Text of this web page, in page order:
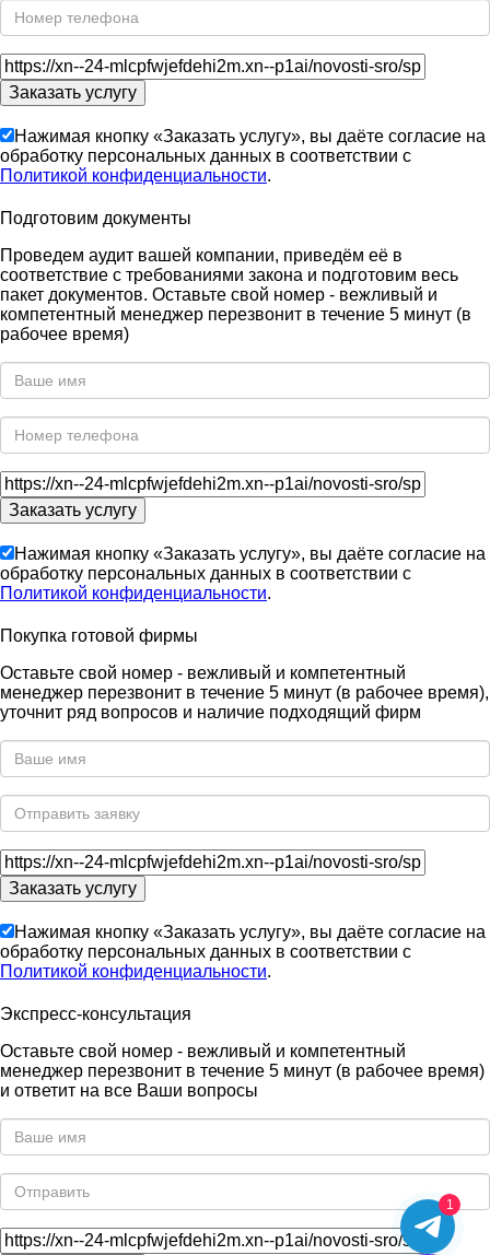
Нажимая кнопку «Заказать услугу», вы даёте согласие на
обработку персональных данных в соответствии с
Политикой конфиденциальности.
Подготовим документы
Проведем аудит вашей компании, приведём её в
соответствие с требованиями закона и подготовим весь
пакет документов. Оставьте свой номер - вежливый и
компетентный менеджер перезвонит в течение 5 минут (в
рабочее время)
Нажимая кнопку «Заказать услугу», вы даёте согласие на
обработку персональных данных в соответствии с
Политикой конфиденциальности.
Покупка готовой фирмы
Оставьте свой номер - вежливый и компетентный
менеджер перезвонит в течение 5 минут (в рабочее время),
уточнит ряд вопросов и наличие подходящий фирм
Нажимая кнопку «Заказать услугу», вы даёте согласие на
обработку персональных данных в соответствии с
Политикой конфиденциальности.
Экспресс-консультация
Оставьте свой номер - вежливый и компетентный
менеджер перезвонит в течение 5 минут (в рабочее время)
и ответит на все Ваши вопросы
1